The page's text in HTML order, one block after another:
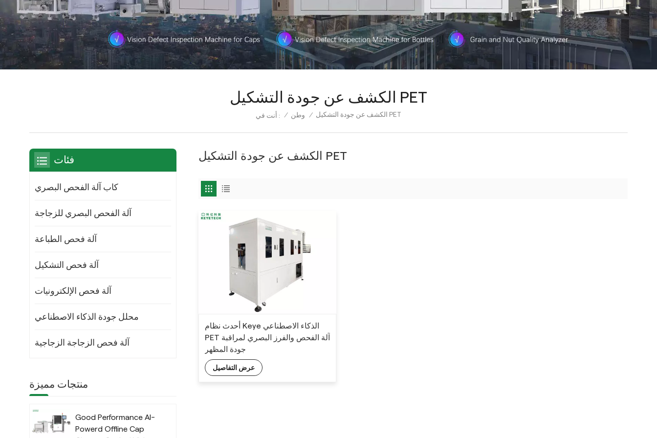
الكشف عن جودة التشكيل PET
أنت في : / وطن / الكشف عن جودة التشكيل PET
الكشف عن جودة التشكيل PET
أحدث نظام Keye الذكاء الاصطناعي
PET آلة الفحص والفرز البصري لمراقبة
جودة المظهر
عرض التفاصيل
فئات
كاب آلة الفحص البصري
آلة الفحص البصري للزجاجة
آلة فحص الطباعة
آلة فحص التشكيل
آلة فحص الإلكترونيات
محلل جودة الذكاء الاصطناعي
آلة فحص الزجاجة الزجاجية
منتجات مميزة
Good Performance AI-
Powerd Offline Cap